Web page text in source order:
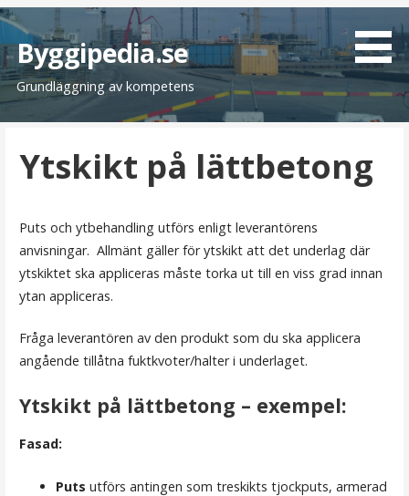
H
o
p
p
Byggipedia.se
Grundläggning av kompetens
Ytskikt på lättbetong
Puts och ytbehandling utförs enligt leverantörens
anvisningar. Allmänt gäller för ytskikt att det underlag där
ytskiktet ska appliceras måste torka ut till en viss grad innan
ytan appliceras.
Fråga leverantören av den produkt som du ska applicera
angående tillåtna fuktkvoter/halter i underlaget.
Ytskikt på lättbetong – exempel:
Fasad:
Puts utförs antingen som treskikts tjockputs, armerad